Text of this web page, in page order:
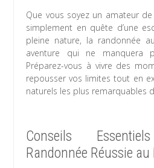
Que vous soyez un amateur
simplement en quête d’une
pleine nature, la randonnée
aventure qui ne manquera
Préparez-vous à vivre des
repousser vos limites tout en
naturels les plus remarquables
Conseils
Randonnée Réussie